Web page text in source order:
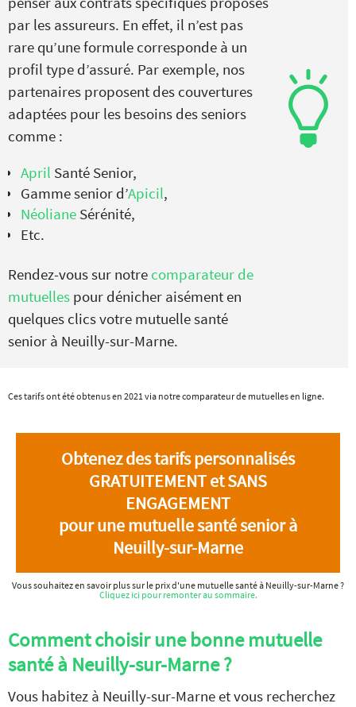
par les assureurs. En effet, il n’est pas
rare qu’une formule corresponde à un
profil type d’assuré. Par exemple, nos
partenaires proposent des couvertures
adaptées pour les besoins des seniors
comme :
April Santé Senior,
Gamme senior d’Apicil,
Néoliane Sérénité,
Etc.
Rendez-vous sur notre comparateur de
mutuelles pour dénicher aisément en
quelques clics votre mutuelle santé
senior à Neuilly-sur-Marne.
Ces tarifs ont été obtenus en 2021 via notre comparateur de mutuelles en ligne.
Obtenez des tarifs personnalisés
GRATUITEMENT et SANS
ENGAGEMENT
pour une mutuelle santé senior à
Neuilly-sur-Marne
Vous souhaitez en savoir plus sur le prix d'une mutuelle santé à Neuilly-sur-Marne ?
Cliquez ici pour remonter au sommaire.
Comment choisir une bonne mutuelle
santé à Neuilly-sur-Marne ?
Vous habitez à Neuilly-sur-Marne et vous recherchez